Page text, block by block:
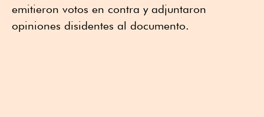
emitieron votos en contra y adjuntaron
opiniones disidentes al documento.